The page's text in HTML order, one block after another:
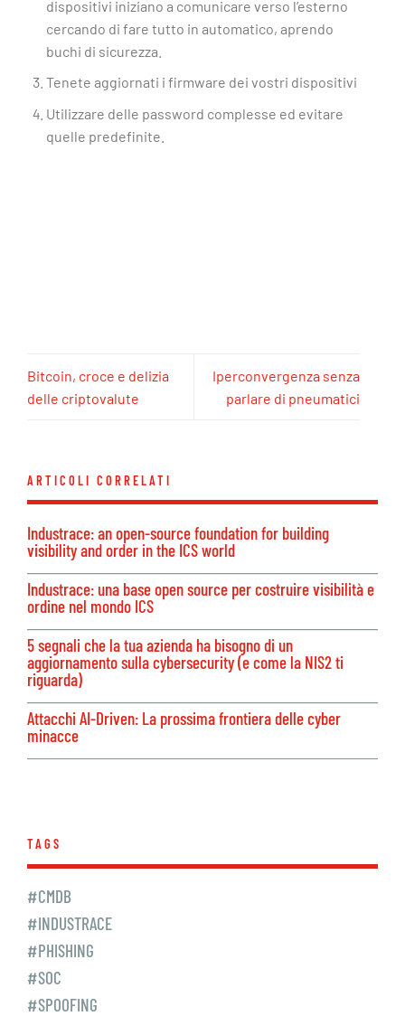
dispositivi iniziano a comunicare verso l’esterno
cercando di fare tutto in automatico, aprendo
buchi di sicurezza.
Tenete aggiornati i firmware dei vostri dispositivi
Utilizzare delle password complesse ed evitare
quelle predefinite.
Bitcoin, croce e delizia
delle criptovalute
Iperconvergenza senza
parlare di pneumatici
ARTICOLI CORRELATI
Industrace: an open-source foundation for building
visibility and order in the ICS world
Industrace: una base open source per costruire visibilità e
ordine nel mondo ICS
5 segnali che la tua azienda ha bisogno di un
aggiornamento sulla cybersecurity (e come la NIS2 ti
riguarda)
Attacchi AI-Driven: La prossima frontiera delle cyber
minacce
TAGS
#CMDB
#INDUSTRACE
#PHISHING
#SOC
#SPOOFING